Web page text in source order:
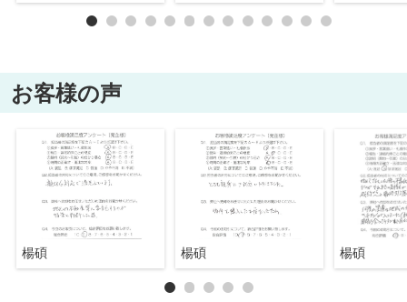
お客様の声
楊碩 楊碩 楊碩